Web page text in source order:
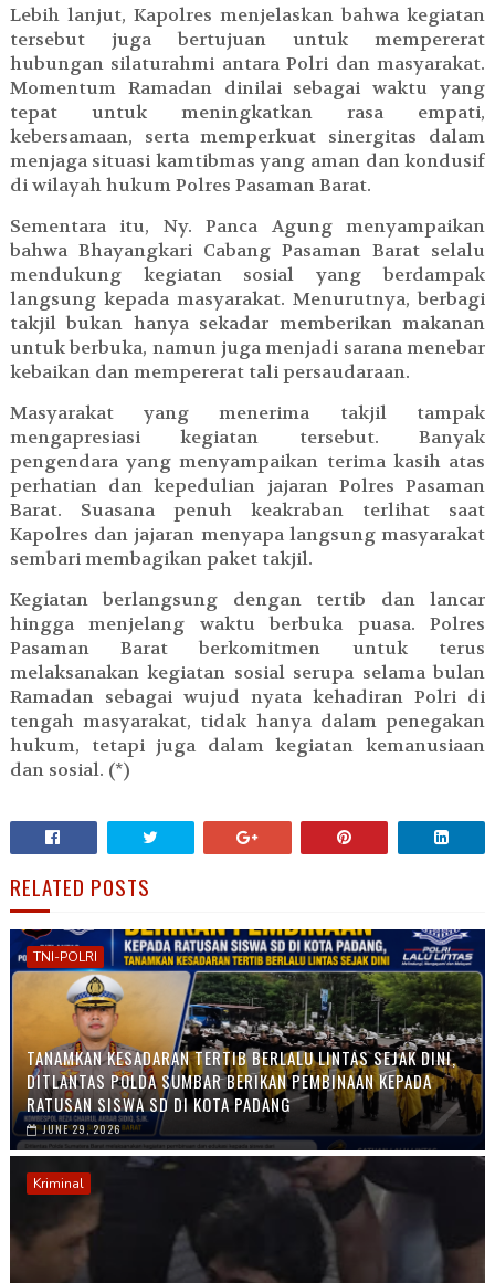
Lebih lanjut, Kapolres menjelaskan bahwa kegiatan
tersebut juga bertujuan untuk mempererat
hubungan silaturahmi antara Polri dan masyarakat.
Momentum Ramadan dinilai sebagai waktu yang
tepat untuk meningkatkan rasa empati,
kebersamaan, serta memperkuat sinergitas dalam
menjaga situasi kamtibmas yang aman dan kondusif
di wilayah hukum Polres Pasaman Barat.
Sementara itu, Ny. Panca Agung menyampaikan
bahwa Bhayangkari Cabang Pasaman Barat selalu
mendukung kegiatan sosial yang berdampak
langsung kepada masyarakat. Menurutnya, berbagi
takjil bukan hanya sekadar memberikan makanan
untuk berbuka, namun juga menjadi sarana menebar
kebaikan dan mempererat tali persaudaraan.
Masyarakat yang menerima takjil tampak
mengapresiasi kegiatan tersebut. Banyak
pengendara yang menyampaikan terima kasih atas
perhatian dan kepedulian jajaran Polres Pasaman
Barat. Suasana penuh keakraban terlihat saat
Kapolres dan jajaran menyapa langsung masyarakat
sembari membagikan paket takjil.
Kegiatan berlangsung dengan tertib dan lancar
hingga menjelang waktu berbuka puasa. Polres
Pasaman Barat berkomitmen untuk terus
melaksanakan kegiatan sosial serupa selama bulan
Ramadan sebagai wujud nyata kehadiran Polri di
tengah masyarakat, tidak hanya dalam penegakan
hukum, tetapi juga dalam kegiatan kemanusiaan
dan sosial. (*)
RELATED POSTS
TNI-POLRI
TANAMKAN KESADARAN TERTIB BERLALU LINTAS SEJAK DINI,
DITLANTAS POLDA SUMBAR BERIKAN PEMBINAAN KEPADA
RATUSAN SISWA SD DI KOTA PADANG
JUNE 29, 2026
Kriminal